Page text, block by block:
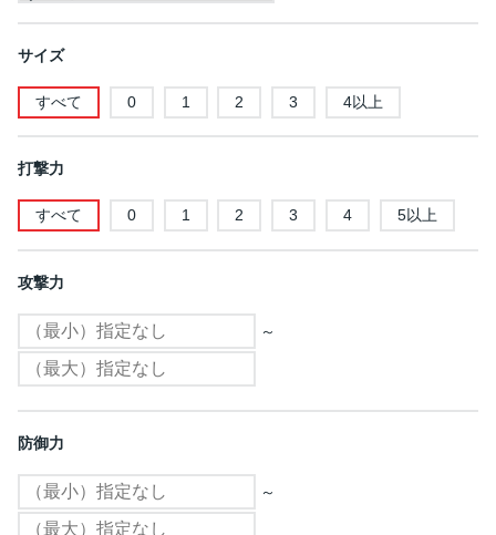
サイズ
すべて 0 1 2 3 4以上
打撃力
すべて 0 1 2 3 4 5以上
攻撃力
～
防御力
～